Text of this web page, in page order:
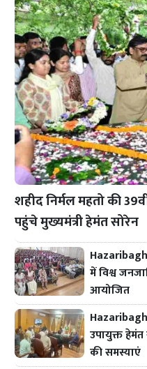
शहीद निर्मल महतो की
पहुंचे मुख्यमंत्री हेमंत सोरेन
Hazaribagh
में विश्व
आयोजित
Hazaribagh
उपायुक्त
की समस्याएं